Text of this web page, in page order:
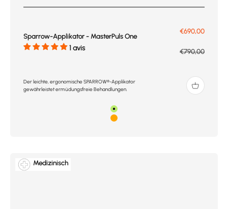
Sparrow-Applikator - MasterPuls One
1 avis
Prix de vente
€690,00
Prix normal
€790,00
Der leichte, ergonomische SPARROW®-Applikator
gewährleistet ermüdungsfreie Behandlungen.
Grün
Orange
Medizinisch